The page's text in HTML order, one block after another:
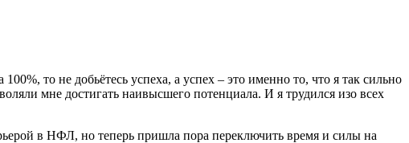
то не добьётесь успеха, а успех – это именно то, что я так сильно
мне достигать наивысшего потенциала. И я трудился изо всех
в НФЛ, но теперь пришла пора переключить время и силы на